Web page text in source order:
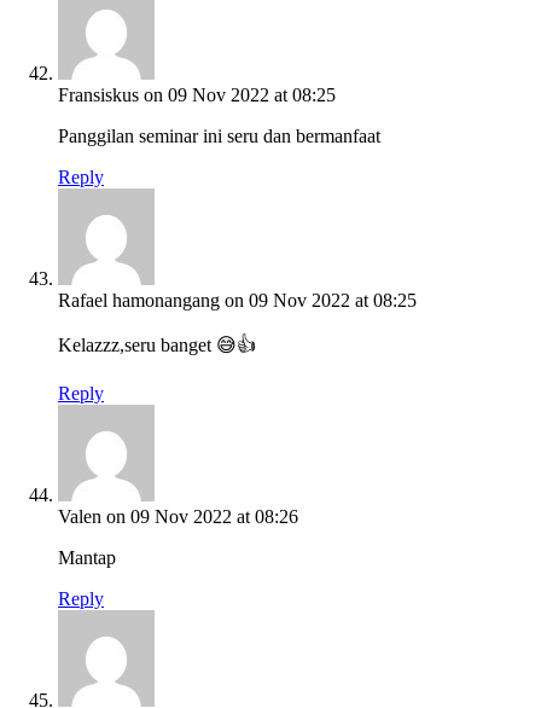
Fransiskus on 09 Nov 2022 at 08:25
Panggilan seminar ini seru dan bermanfaat
Reply
Rafael hamonangang on 09 Nov 2022 at 08:25
Kelazzz,seru banget 😅👍
Reply
Valen on 09 Nov 2022 at 08:26
Mantap
Reply